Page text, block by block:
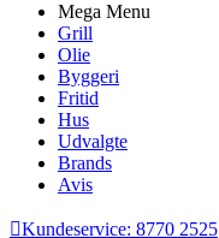
Mega Menu
Grill
Olie
Byggeri
Fritid
Hus
Udvalgte
Brands
Avis
Kundeservice: 8770 2525